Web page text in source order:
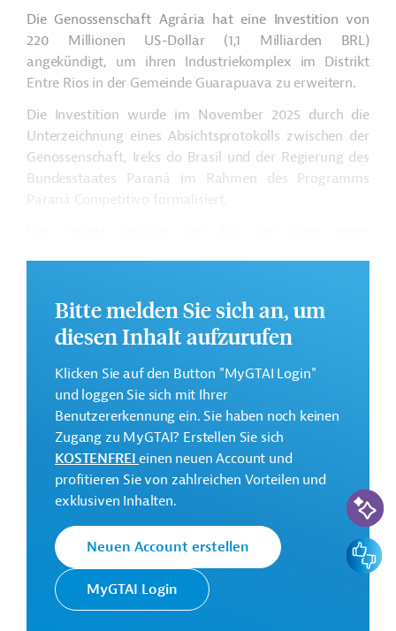
Die Genossenschaft Agrária hat eine Investition von
220 Millionen US-Dollar (1,1 Milliarden BRL)
angekündigt, um ihren Industriekomplex im Distrikt
Entre Rios in der Gemeinde Guarapuava zu erweitern.
Die Investition wurde im November 2025 durch die
Unterzeichnung eines Absichtsprotokolls zwischen der
Genossenschaft, Ireks do Brasil und der Regierung des
Bundesstaates Paraná im Rahmen des Programms
Die Genossenschaft soll damit zum ersten Produzenten
von Spezialmalzen im industriellen Maßstab in
ersetzen.
Der Plan umfasst außerdem die Einrichtung eines
Zentrums für physikalisch-chemische und rheologische
Analysen sowie eines integrierten Logistikzentrums zur
Unterstützung der industriellen Aktivitäten.
Laut dem von der Genossenschaft veröffentlichten
Zeitplan sollen die Bauarbeiten bis 2028 andauern.
Die Modernisierung der Mälzerei wird
Automatisierungstechnologien und Konzepte der
Industrie 4.0 integrieren und damit die Produktivität der
Bitte melden Sie sich an, um
diesen Inhalt aufzurufen
Klicken Sie auf den Button "MyGTAI Login"
und loggen Sie sich mit Ihrer
Benutzererkennung ein. Sie haben noch keinen
Zugang zu MyGTAI? Erstellen Sie sich
KOSTENFREIeinen neuen Account und
profitieren Sie von zahlreichen Vorteilen und
exklusiven Inhalten.
Neuen Account erstellen
MyGTAI Login
KI-